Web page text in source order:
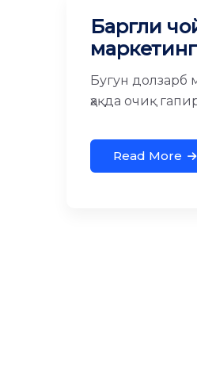
Баргли
Бугун долзарб
ҳақда очиқ
Read More